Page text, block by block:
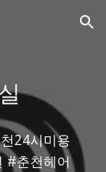
Skip to navigation
24시미용
#춘천헤어